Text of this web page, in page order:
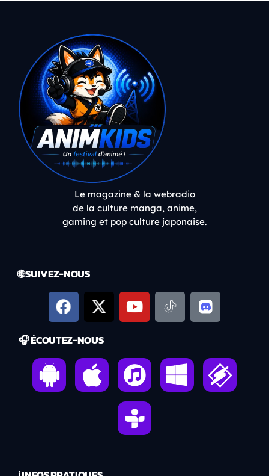
Le magazine & la webradio
de la culture manga, anime,
gaming et pop culture japonaise.
🌐 SUIVEZ-NOUS
🎧 ÉCOUTEZ-NOUS